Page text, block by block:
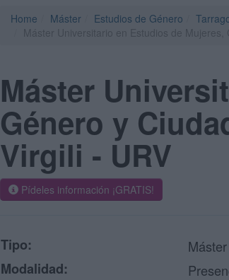
Home Máster Estudios de Género
Máster
Género y
Virgili - URV
Pídeles información ¡GRATIS!
Tipo:
Máster
Modalidad: